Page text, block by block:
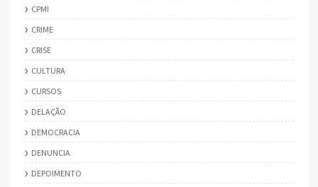
CPMI
CRIME
CRISE
CULTURA
CURSOS
DELAÇÃO
DEMOCRACIA
DENUNCIA
DEPOIMENTO